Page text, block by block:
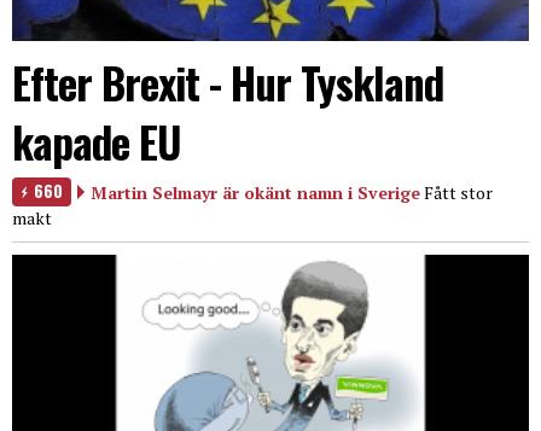
Efter Brexit - Hur Tyskland
kapade EU
660 Martin Selmayr är okänt namn i SverigeFått stor
makt